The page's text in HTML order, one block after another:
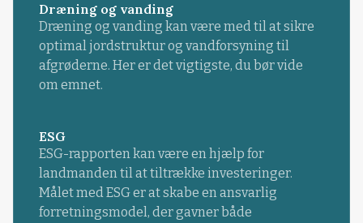
Dræning og vanding
Dræning og vanding kan være med til at sikre
optimal jordstruktur og vandforsyning til
afgrøderne. Her er det vigtigste, du bør vide
om emnet.
ESG
ESG-rapporten kan være en hjælp for
landmanden til at tiltrække investeringer.
Målet med ESG er at skabe en ansvarlig
forretningsmodel, der gavner både